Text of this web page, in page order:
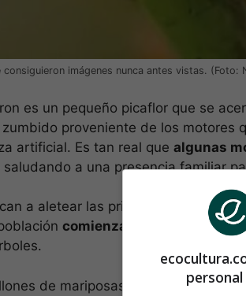
imágenes nunca antes vistas. (Foto:
es un pequeño picaflor que se
proveniente de los motores
artificial. Es tan real que algunas
saludando a una presencia familiar
a aletear las primeras mariposas,
comienza a desplazarse
de mariposas produce una